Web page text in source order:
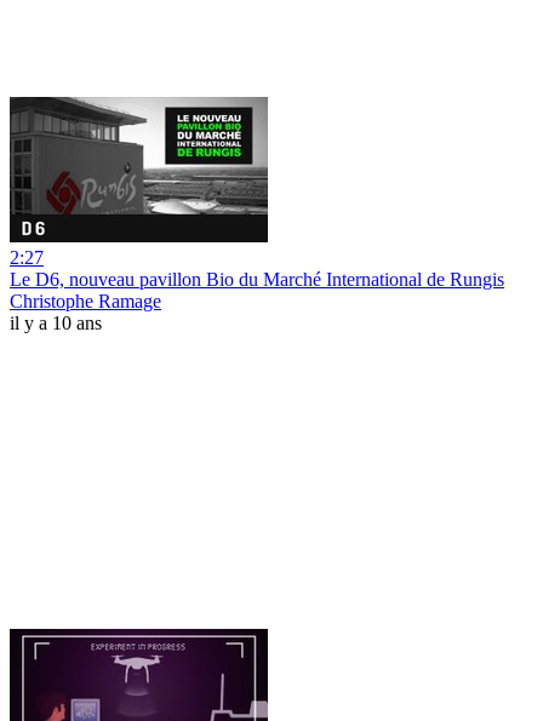
2:27
Le D6, nouveau pavillon Bio du Marché International de Rungis
Christophe Ramage
il y a 10 ans